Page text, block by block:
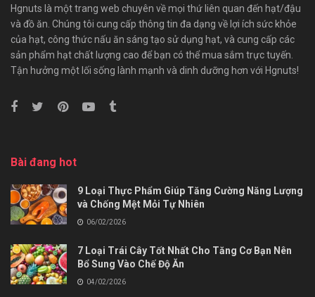
Hgnuts là một trang web chuyên về mọi thứ liên quan đến hạt/đậu
và đồ ăn. Chúng tôi cung cấp thông tin đa dạng về lợi ích sức khỏe
của hạt, công thức nấu ăn sáng tạo sử dụng hạt, và cung cấp các
sản phẩm hạt chất lượng cao để bạn có thể mua sắm trực tuyến.
Tận hưởng một lối sống lành mạnh và dinh dưỡng hơn với Hgnuts!
Bài đang hot
9 Loại Thực Phẩm Giúp Tăng Cường Năng Lượng
và Chống Mệt Mỏi Tự Nhiên
06/02/2026
7 Loại Trái Cây Tốt Nhất Cho Tăng Cơ Bạn Nên
Bổ Sung Vào Chế Độ Ăn
04/02/2026